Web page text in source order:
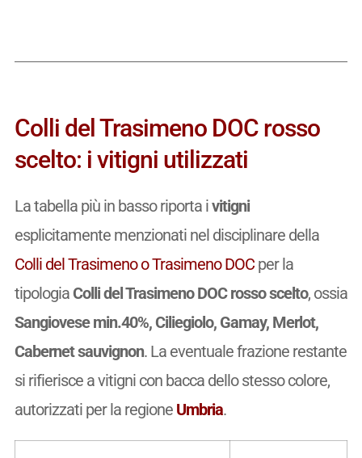
Colli del Trasimeno DOC rosso
scelto: i vitigni utilizzati
La tabella più in basso riporta ivitigni
esplicitamente menzionati nel disciplinare della
Colli del Trasimeno o Trasimeno DOCper la
tipologia Colli del Trasimeno DOC rosso scelto, ossia
Sangiovese min.40%, Ciliegiolo, Gamay, Merlot,
Cabernet sauvignon. La eventuale frazione restante
si rifierisce a vitigni con bacca dello stesso colore,
autorizzati per la regione Umbria.